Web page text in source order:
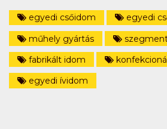
egyedi csőidom
egyedi
műhely gyártás
fabrikált idom
egyedi ívidom